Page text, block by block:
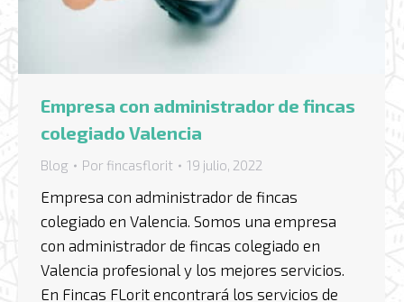
Empresa con administrador de fincas
colegiado Valencia
Blog Por fincasflorit 19 julio, 2022
Empresa con administrador de fincas
colegiado en Valencia. Somos una empresa
con administrador de fincas colegiado en
Valencia profesional y los mejores servicios.
En Fincas FLorit encontrará los servicios de